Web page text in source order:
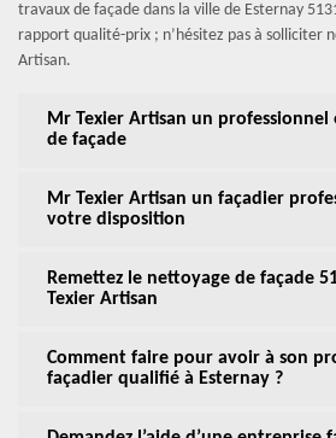
travaux de façade dans la ville de Esternay
rapport qualité-prix ; n’hésitez pas à solliciter
Artisan.
Mr Texier Artisan un professionnel
de façade
Mr Texier Artisan un façadier
votre disposition
Remettez le nettoyage de façade
Texier Artisan
Comment faire pour avoir à son
façadier qualifié à Esternay ?